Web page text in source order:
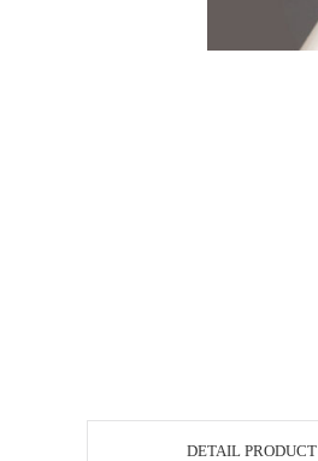
DETAIL PRODUCT